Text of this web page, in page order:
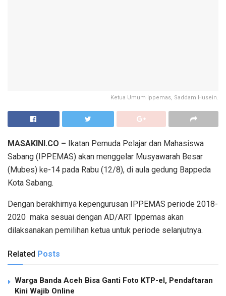
Ketua Umum Ippemas, Saddam Husein.
MASAKINI.CO – Ikatan Pemuda Pelajar dan Mahasiswa
Sabang (IPPEMAS) akan menggelar Musyawarah Besar
(Mubes) ke-14 pada Rabu (12/8), di aula gedung Bappeda
Kota Sabang.
Dengan berakhirnya kepengurusan IPPEMAS periode 2018-
2020 maka sesuai dengan AD/ART Ippemas akan
dilaksanakan pemilihan ketua untuk periode selanjutnya.
Related Posts
Warga Banda Aceh Bisa Ganti Foto KTP-el, Pendaftaran
Kini Wajib Online